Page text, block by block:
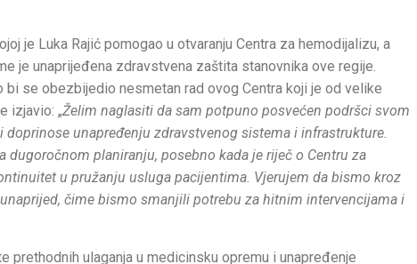
je Luka Rajić pomogao u otvaranju Centra za hemodijalizu, a
je unaprijeđena zdravstvena zaštita stanovnika ove regije.
bi se obezbijedio nesmetan rad ovog Centra koji je od velike
izjavio: „Želim naglasiti da sam potpuno posvećen podršci svom
unapređenju zdravstvenog sistema i infrastrukture.
planiranju, posebno kada je riječ o Centru za
u pružanju usluga pacijentima. Vjerujem da bismo kroz
čime bismo smanjili potrebu za hitnim intervencijama i
prethodnih ulaganja u medicinsku opremu i unapređenje